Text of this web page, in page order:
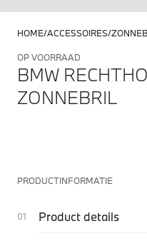
HOME ACCESSOIRES
OP VOORRAAD
BMW
ZONNEBRIL
PRODUCTINFORMATIE
Product details